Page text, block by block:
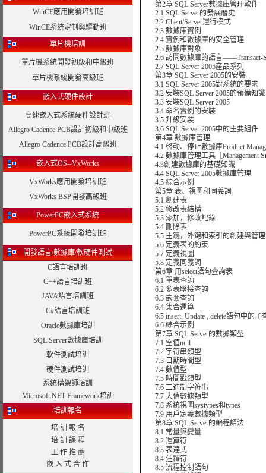
WinCE應用開發培訓班
WinCE系統定制與驅動班
單片機培訓
單片機系統開發初級和中級班
單片機系統開發高級班
嵌入式硬件設計
高速嵌入式系統硬件設計班
Allegro Cadence PCB設計初級和中級班
Allegro Cadence PCB設計高級班
嵌入式OS--VxWorks
VxWorks應用開發培訓班
VxWorks BSP開發高級班
PowerPC嵌入式系統
PowerPC系統開發培訓班
開發語言/數據庫/軟硬件測試
C語言培訓班
C++語言培訓班
JAVA語言培訓班
C#語言培訓班
Oracle數據庫培訓
SQL Server數據庫培訓
軟件測試培訓
硬件測試培訓
系統構架師培訓
Microsoft.NET Framework培訓
培訓報名
培 訓 報 名
培 訓 課 程
工 作 推 薦
嵌 入 式 合 作
第2章 SQL Server數據庫管理軟件
2.1 SQL Server的發展曆史
2.2 Client/Server運行模式
2.3 數據庫實例
2.4 實例和數據庫的安全管理
2.5 數據庫對象
2.6 訪問數據庫的語言——Transact-
2.7 SQL Server 2005産品系列
第3章 SQL Server 2005的安裝
3.1 SQL Server 2005對系統的要求
3.2 安裝SQL Server 2005的預備知識
3.3 安裝SQL Server 2005
3.4 命名實例的安裝
3.5 升級安裝
3.6 SQL Server 2005中的主要組件
第4章 數據庫管理
4.1 啓動、停止數據庫Product
4.2 數據庫管理工具［Management
4.3創建數據庫的基礎知識
4.4 SQL Server 2005數據庫管理
4.5 綜合示例
第5章 表、視圖和同義詞
5.1 創建表
5.2 修改表結構
5.3 添加，修改記錄
5.4 刪除表
5.5 主鍵，外鍵和索引的創建與管理
5.6 定義表的約束
5.7 定義視圖
5.8 定義同義詞
第6章 用select語句查詢表
6.1 單表查詢
6.2 多表聯接查詢
6.3 嵌套查詢
6.4 集合運算
6.5 insert. Update , delete語句中的子
6.6 綜合示例
第7章 SQL Server的數據類型
7.1 空值null
7.2 字符串類型
7.3 日期時間型
7.4 數值型
7.5 時間戳類型
7.6 二進制字符串
7.7 大值數據類型
7.8 系統視圖systypes和types
7.9 用戶定義數據類型
第8章 SQL Server的編程語法
8.1 常量與變量
8.2 運算符
8.3 表達式
8.4 注釋符
8.5 流程控制語句